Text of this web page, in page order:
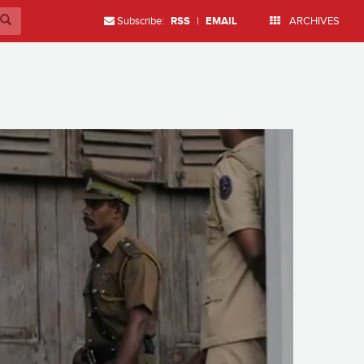
Subscribe: RSS | EMAIL ARCHIVES